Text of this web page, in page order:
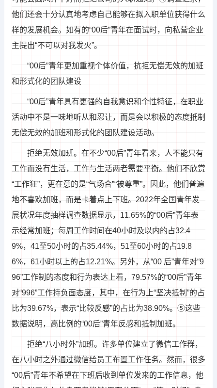
他们还会十分认真地考虑自己能够在拟入职单位获得什么
样的发展机会。如有的“00后”青年在面试时，向私营企业
主提出“不可以对我发火”。
“00后”青年更加重视个体价值，抗拒无偿无效的加班
和形式化的团队建设
“00后”青年具有更强的自我意识和个性特征，在职业
活动中不是一味地听从和忍让，而是会以积极的态度抵制
无偿无效的加班和形式化的团队建设活动。
拒绝无效加班。在不少“00后”青年看来，人不能只有
工作而没有生活，工作与生活两者需要平衡。他们不欣赏
“工作狂”，更在意的是“气场合”“被尊重”。因此，他们普遍
地不喜欢加班，而是卡着点上下班。2022年全国青年发
展状况年度抽样调查数据显示，11.65%的“00后”青年表
示经常加班；每周工作时间在40小时及以内的占32.4
9%，41至50小时的占35.44%，51至60小时的占19.8
6%，61小时以上的占12.21%。另外，从“00 后”青年对“9
96”工作制的态度和行为表达上看，79.57%的“00后”青年
对“996”工作持负面态度，其中，在行为上“坚决抵制”的占
比为39.67%，表示“比较反感”的占比为38.90%。⑤这些
数据说明，高比例的“00后”青年反感和抵制加班。
拒绝“八小时外”加班。许多单位建立了微信工作群，
在八小时之外通过微信给员工布置工作任务。然而，很多
“00后”青年不希望在下班后收到单位发来的工作信息，他